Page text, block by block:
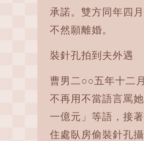
承諾。雙方同年四
不然願離婚。
裝針孔拍到夫外遇
曹男二○○五年十二
不再用不當語言罵
一億元」等語，接
住處臥房偷裝針孔